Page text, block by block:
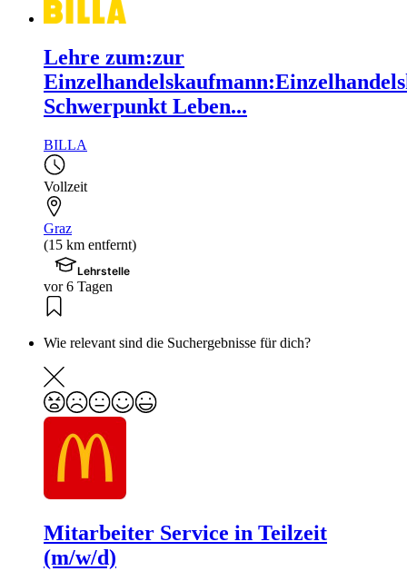
Lehre zum:zur
Schwerpunkt Leben...
BILLA
Vollzeit
Graz
(15 km entfernt)
Lehrstelle
vor 6 Tagen
Wie relevant sind die Suchergebnisse für dich?
Mitarbeiter Service in Teilzeit
(m/w/d)